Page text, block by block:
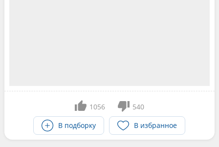
1056
540
В подборку
В избранное